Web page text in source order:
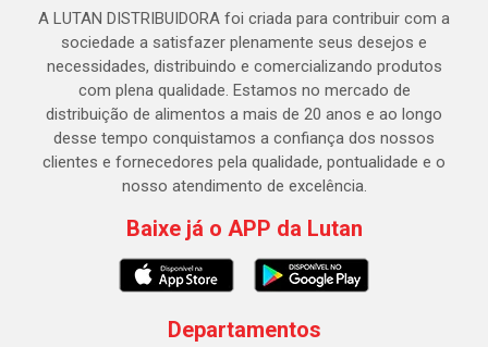
A LUTAN DISTRIBUIDORA foi criada para contribuir com a
sociedade a satisfazer plenamente seus desejos e
necessidades, distribuindo e comercializando produtos
com plena qualidade. Estamos no mercado de
distribuição de alimentos a mais de 20 anos e ao longo
desse tempo conquistamos a confiança dos nossos
clientes e fornecedores pela qualidade, pontualidade e o
nosso atendimento de excelência.
Baixe já o APP da Lutan
Departamentos